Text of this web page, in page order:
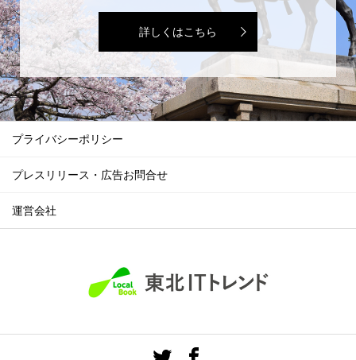
詳しくはこちら
プライバシーポリシー
プレスリリース・広告お問合せ
運営会社